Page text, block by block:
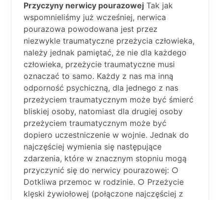
Przyczyny nerwicy pourazowej Tak jak
wspomnieliśmy już wcześniej, nerwica
pourazowa powodowana jest przez
niezwykle traumatyczne przeżycia człowieka,
należy jednak pamiętać, że nie dla każdego
człowieka, przeżycie traumatyczne musi
oznaczać to samo. Każdy z nas ma inną
odporność psychiczną, dla jednego z nas
przeżyciem traumatycznym może być śmierć
bliskiej osoby, natomiast dla drugiej osoby
przeżyciem traumatycznym może być
dopiero uczestniczenie w wojnie. Jednak do
najczęściej wymienia się następujące
zdarzenia, które w znacznym stopniu mogą
przyczynić się do nerwicy pourazowej: ○
Dotkliwa przemoc w rodzinie. ○ Przeżycie
klęski żywiołowej (połączone najczęściej z